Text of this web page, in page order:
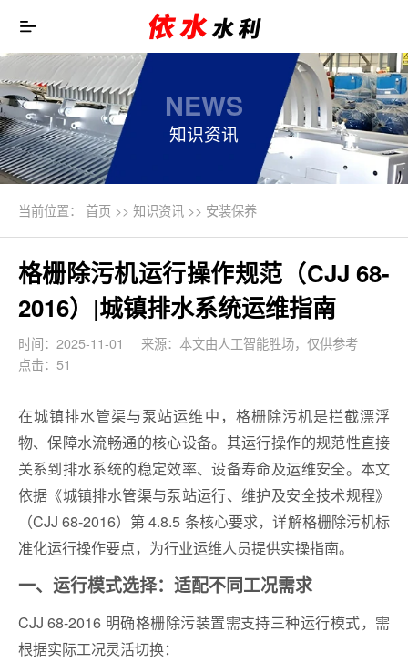
NEWS
知识资讯
当前位置： 首页>> 知识资讯 >> 安装保养
格栅除污机运行操作规范（CJJ 68-
2016）|城镇排水系统运维指南
时间：2025-11-01
来源：本文由人工智能胜场，仅供参考
点击：51
在城镇排水管渠与泵站运维中，格栅除污机是拦截漂浮
物、保障水流畅通的核心设备。其运行操作的规范性直接
关系到排水系统的稳定效率、设备寿命及运维安全。本文
依据《城镇排水管渠与泵站运行、维护及安全技术规程》
（CJJ 68-2016）第 4.8.5 条核心要求，详解格栅除污机标
准化运行操作要点，为行业运维人员提供实操指南。
一、运行模式选择：适配不同工况需求
CJJ 68-2016 明确格栅除污装置需支持三种运行模式，需
根据实际工况灵活切换：